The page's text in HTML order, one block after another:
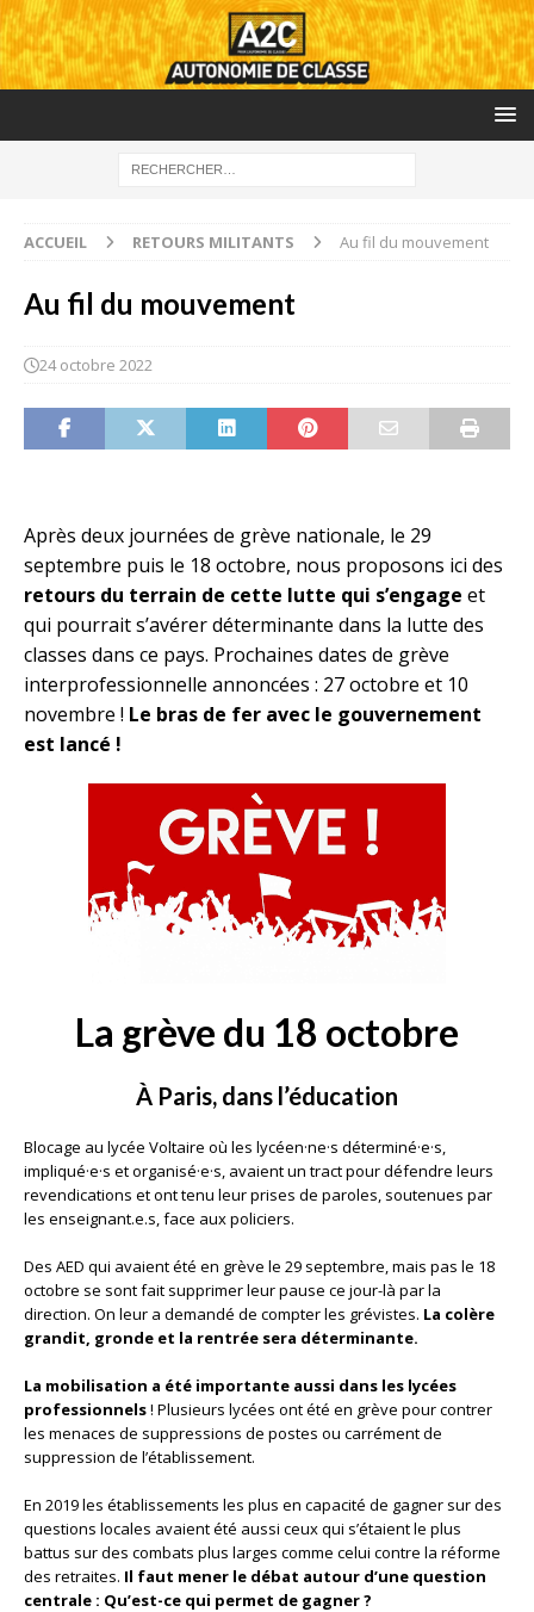
ACCUEIL RETOURS MILITANTS Au fil du mouvement
Au fil du mouvement
24 octobre 2022
Après deux journées de grève nationale, le 29
septembre puis le 18 octobre, nous proposons ici des
retours du terrain de cette lutte qui s’engage et
qui pourrait s’avérer déterminante dans la lutte des
classes dans ce pays. Prochaines dates de grève
interprofessionnelle annoncées : 27 octobre et 10
novembre ! Le bras de fer avec le gouvernement
est lancé !
La grève du 18 octobre
À Paris, dans l’éducation
Blocage au lycée Voltaire où les lycéen·ne·s déterminé·e·s,
impliqué·e·s et organisé·e·s, avaient un tract pour défendre leurs
revendications et ont tenu leur prises de paroles, soutenues par
les enseignant.e.s, face aux policiers.
Des AED qui avaient été en grève le 29 septembre, mais pas le 18
octobre se sont fait supprimer leur pause ce jour-là par la
direction. On leur a demandé de compter les grévistes. La colère
grandit, gronde et la rentrée sera déterminante.
La mobilisation a été importante aussi dans les lycées
professionnels! Plusieurs lycées ont été en grève pour contrer
les menaces de suppressions de postes ou carrément de
suppression de l’établissement.
En 2019 les établissements les plus en capacité de gagner sur des
questions locales avaient été aussi ceux qui s’étaient le plus
battus sur des combats plus larges comme celui contre la réforme
des retraites. Il faut mener le débat autour d’une question
centrale : Qu’est-ce qui permet de gagner ?